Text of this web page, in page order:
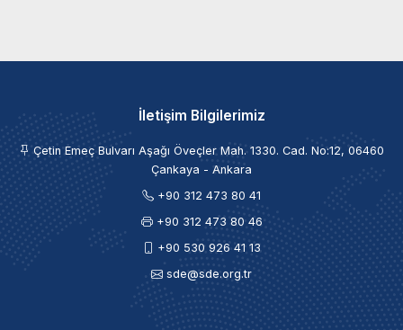
İletişim Bilgilerimiz
Çetin Emeç Bulvarı Aşağı Öveçler Mah. 1330. Cad. No:12, 06460
Çankaya - Ankara
+90 312 473 80 41
+90 312 473 80 46
+90 530 926 41 13
sde@sde.org.tr